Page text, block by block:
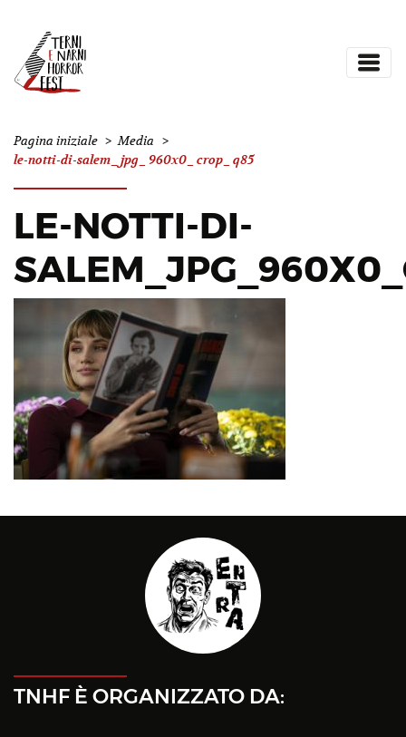
Pagina iniziale > Media >
le-notti-di-salem_jpg_960x0_crop_q85
LE-NOTTI-DI-
TNHF È ORGANIZZATO DA: